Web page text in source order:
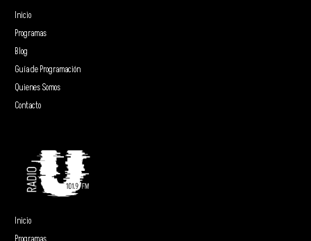
Inicio
Programas
Blog
Guía de Programación
Quienes Somos
Contacto
Inicio